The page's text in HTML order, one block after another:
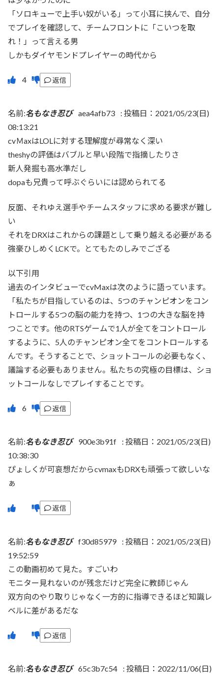
「ソロキューで上手い奴がいる」って小耳に挟んで、自分
でプレイを確認して、チームフロントに「こいつを取
れ！」って言える男
しかもダイヤモンドプレイヤーの時代から
返信
名前:名もなき忍び aea4afb73 : 投稿日：2021/05/23(日)
08:13:21
cvＭaxはLOLに対する理解度が尋常なく深い
theshyの評価はバブルと早い段階で指摘したりさ
新人発掘も高水準だし
dopaも兄貴って呼ぶぐらいには認められてる
反面、それゆえ選手やチームスタッフに求める要求が難し
い
それをDRXはこれからの課題として乗り越える必要がある
強豪ひしめくLCKで。とてもたのしみでござる
以下引用
過去のインタビューでcvMaxは次のように語っています。
「私たちが目指しているのは、5つのチャンピオンをコン
トロールする5つの脳の能力を持つ、1つの大きな脳を持
つことです。他のRTSゲームで1人が全てをコントロール
するように、5人のチャンピオン全てをコントロールする
んです。そうすることで、ショットコールの必要もなく、
議論する必要もありません。私たちの究極の目標は、ショ
ットコールなしでプレイすることです。
返信
名前:名もなき忍び 900e3b91f : 投稿日：2021/05/23(日)
10:38:30
ぴょしくが可哀想だからcvmaxもDRXも頑張って欲しいな
ぁ
返信
名前:名もなき忍び f30d85979 : 投稿日：2021/05/23(日)
19:52:59
この動画初めて見た。すごいわ
モニター見れないのが残念だけど完全に教師じゃん
双方向のやり取りじゃなく一方的に指導できるほど知識レ
ベルに差があるだな
返信
名前:名もなき忍び 65c3b7c54 : 投稿日：2022/11/06(日)